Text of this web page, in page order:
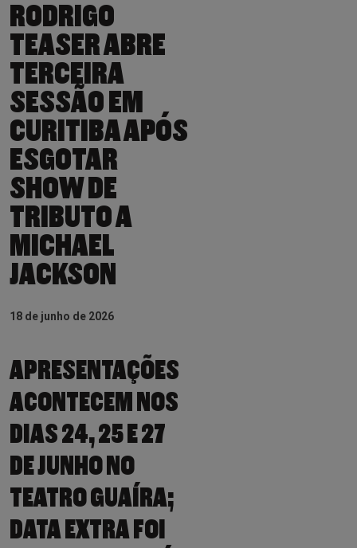
RODRIGO
TEASER ABRE
TERCEIRA
SESSÃO EM
CURITIBA APÓS
ESGOTAR
SHOW DE
TRIBUTO A
MICHAEL
JACKSON
18 de junho de 2026
APRESENTAÇÕES
ACONTECEM NOS
DIAS 24, 25 E 27
DE JUNHO NO
TEATRO GUAÍRA;
DATA EXTRA FOI